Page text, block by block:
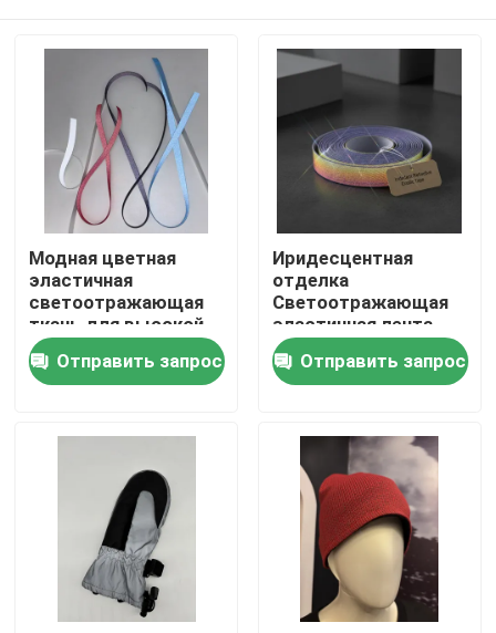
Главная страница
Продукция
Наша фабрика
контроль качества
Модная цветная
эластичная
светоотражающая
ткань для высокой
видимости и
долговечности.
Отправить запрос
Иридесцентная
отделка
Светоотражающая
эластичная лента
Отправить запрос